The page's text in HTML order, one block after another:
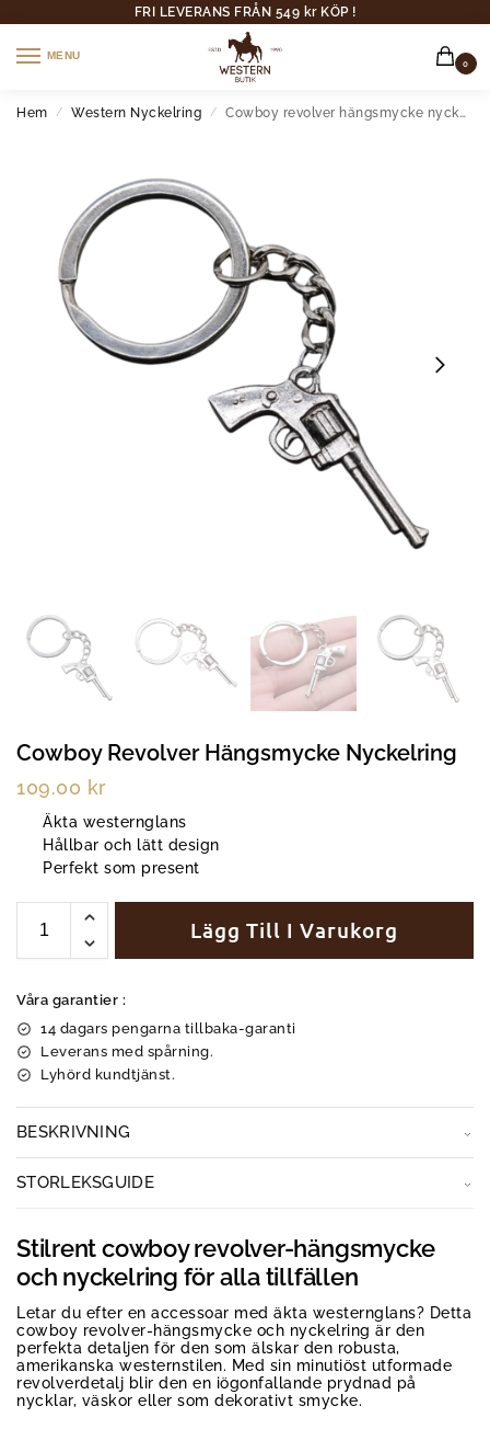
FRI LEVERANS FRÅN 549 kr KÖP !
MENU
0
Hem / Western Nyckelring / Cowboy revolver hängsmycke nyckelring
Cowboy Revolver Hängsmycke Nyckelring
109.00 kr
Äkta westernglans
Hållbar och lätt design
Perfekt som present
Lägg Till I Varukorg
Våra garantier :
14 dagars pengarna tillbaka-garanti
Leverans med spårning.
Lyhörd kundtjänst.
BESKRIVNING
STORLEKSGUIDE
Stilrent cowboy revolver-hängsmycke
och nyckelring för alla tillfällen
Letar du efter en accessoar med äkta westernglans? Detta
cowboy revolver-hängsmycke och nyckelring är den
perfekta detaljen för den som älskar den robusta,
amerikanska westernstilen. Med sin minutiöst utformade
revolverdetalj blir den en iögonfallande prydnad på
nycklar, väskor eller som dekorativt smycke.